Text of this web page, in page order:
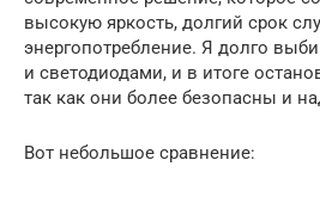
высокую яркость, долгий срок
энергопотребление. Я долго
и светодиодами, и в итоге
так как они более безопасны и
Вот небольшое сравнение: